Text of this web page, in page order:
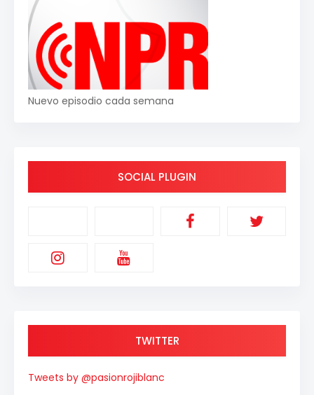
Nuevo episodio cada semana
SOCIAL PLUGIN
TWITTER
Tweets by @pasionrojiblanc